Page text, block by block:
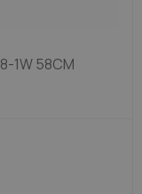
1W 58CM